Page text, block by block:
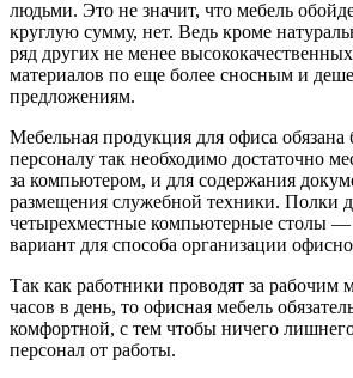
людьми. Это не значит, что мебель
круглую сумму, нет. Ведь кроме
ряд других не менее
материалов по еще более сносным и
предложениям.
Мебельная продукция для офиса
персоналу так необходимо достаточно
за компьютером, и для содержания
размещения служебной техники. Полки
четырехместные компьютерные столы —
вариант для способа организации
Так как работники проводят за рабочим
часов в день, то офисная мебель
комфортной, с тем чтобы ничего
персонал от работы.